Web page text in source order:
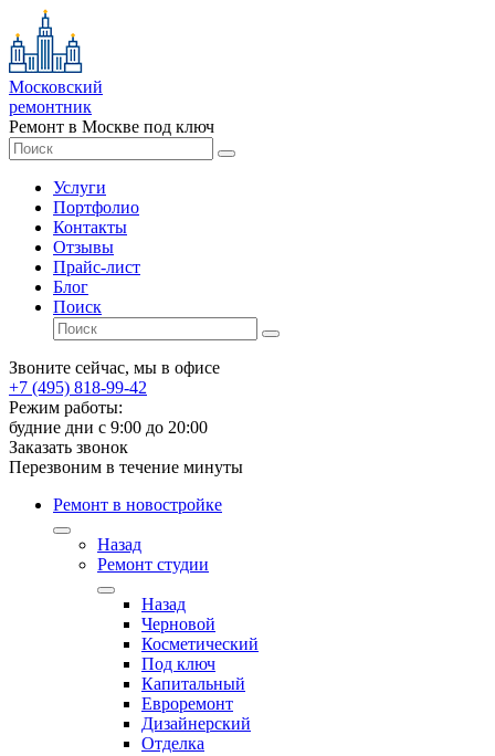
Московский
ремонтник
Ремонт в Москве под ключ
Услуги
Портфолио
Контакты
Отзывы
Прайс-лист
Блог
Поиск
Звоните сейчас, мы в офисе
+7 (495) 818-99-42
Режим работы:
будние дни с 9:00 до 20:00
Заказать звонок
Перезвоним в течение минуты
Ремонт в новостройке
Назад
Ремонт студии
Назад
Черновой
Косметический
Под ключ
Капитальный
Евроремонт
Дизайнерский
Отделка